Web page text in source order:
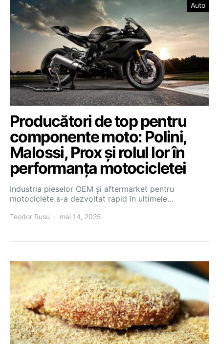
Auto
Producători de top pentru
componente moto: Polini,
Malossi, Prox și rolul lor în
performanța motocicletei
Industria pieselor OEM și aftermarket pentru
motociclete s-a dezvoltat rapid în ultimele…
Teodor Rusu mai 14, 2025